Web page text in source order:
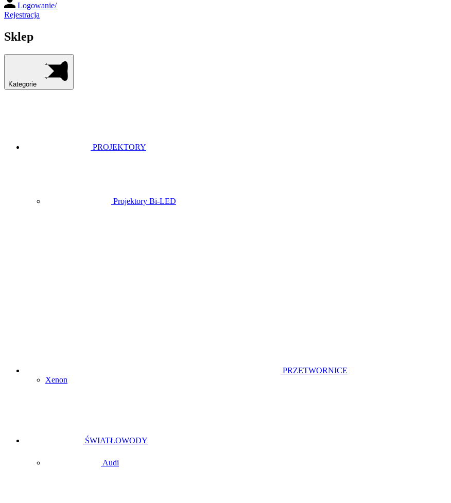
Logowanie/
Rejestracja
Sklep
Kategorie
PROJEKTORY
Projektory Bi-LED
PRZETWORNICE
Xenon
ŚWIATŁOWODY
Audi